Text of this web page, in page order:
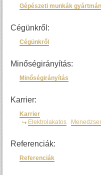
Gépészeti munkák
Cégünkről:
Cégünkről
Minőségirányítás:
Minőségirányítás
Karrier:
Karrier
Elektrolakatos
Referenciák:
Referenciák